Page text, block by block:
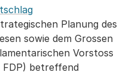
Planung des
sowie dem Grossen
Vorstoss
betreffend